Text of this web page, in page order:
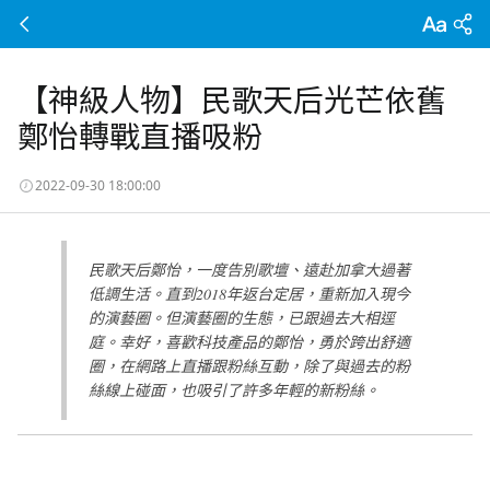
【神級人物】民歌天后光芒依舊
鄭怡轉戰直播吸粉
2022-09-30 18:00:00
民歌天后鄭怡，一度告別歌壇、遠赴加拿大過著
低調生活。直到2018年返台定居，重新加入現今
的演藝圈。但演藝圈的生態，已跟過去大相逕
庭。幸好，喜歡科技產品的鄭怡，勇於跨出舒適
圈，在網路上直播跟粉絲互動，除了與過去的粉
絲線上碰面，也吸引了許多年輕的新粉絲。